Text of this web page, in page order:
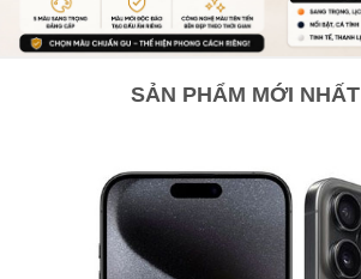
SẢN PHẨM MỚI NHẤT